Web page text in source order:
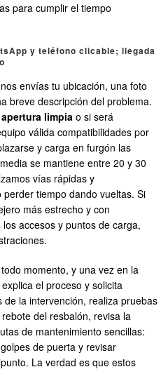
para cumplir el tiempo
y teléfono clicable; llegada
envías tu ubicación, una foto
breve descripción del problema.
apertura limpia o si será
válida compatibilidades por
y carga en furgón las
se mantiene entre 20 y 30
vías rápidas y
tiempo dando vueltas. Si
más estrecho y con
accesos y puntos de carga,
momento, y una vez en la
el proceso y solicita
la intervención, realiza pruebas
del resbalón, revisa la
de mantenimiento sencillas:
de puerta y revisar
La verdad es que estos